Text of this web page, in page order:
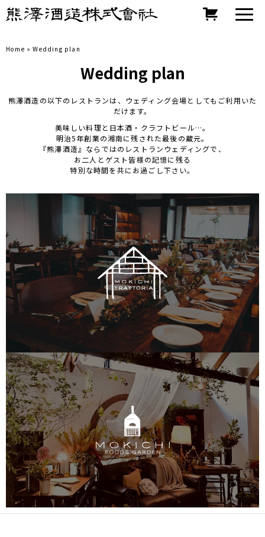
Home »Wedding plan
Wedding plan
熊澤酒造の以下のレストランは、ウェディング会場としてもご利用いた
だけます。
美味しい料理と日本酒・クラフトビール…。
明治5年創業の湘南に残された最後の蔵元。
『熊澤酒造』ならではのレストランウェディングで、
お二人とゲスト皆様の記憶に残る
特別な時間を共にお過ごし下さい。